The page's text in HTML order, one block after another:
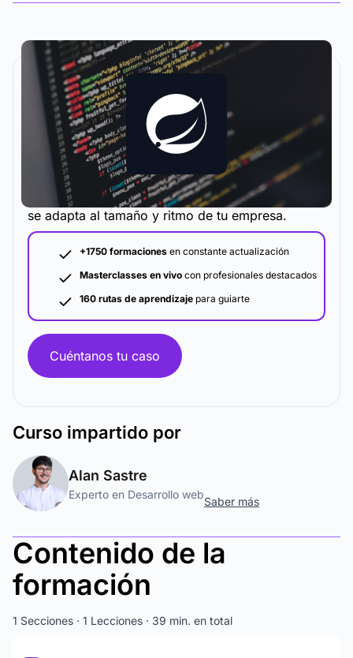
La metodología y plataforma de formación que
se adapta al tamaño y ritmo de tu empresa.
+1750 formaciones en constante actualización
Masterclasses en vivo con profesionales destacados
160 rutas de aprendizaje para guiarte
Cuéntanos tu caso
Curso impartido por
Alan Sastre
Experto en Desarrollo web
Saber más
Contenido de la
formación
1 Secciones · 1 Lecciones · 39 min. en total